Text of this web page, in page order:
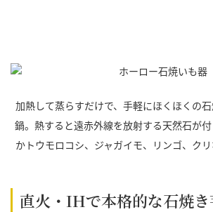
加熱して蒸らすだけで、手軽にほくほくの
鍋。熱すると遠赤外線を放射する天然石が
かトウモロコシ、ジャガイモ、リンゴ、クリ
直火・IHで本格的な石焼き